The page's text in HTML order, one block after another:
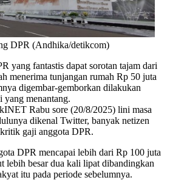
DPR (Andhika/detikcom)
yang fantastis dapat sorotan tajam dari
menerima tunjangan rumah Rp 50 juta
digembar-gemborkan dilakukan
yang menantang.
Rabu sore (20/8/2025) lini masa
dikenal Twitter, banyak netizen
gaji anggota DPR.
DPR mencapai lebih dari Rp 100 juta
lebih besar dua kali lipat dibandingkan
itu pada periode sebelumnya.